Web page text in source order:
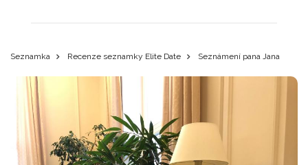
Seznamka Recenze seznamky Elite Date Seznámení pana Jana